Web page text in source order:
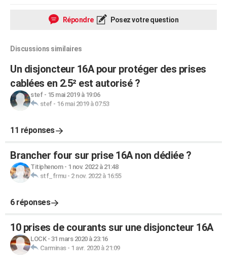
Répondre Posez votre question
Discussions similaires
Un disjoncteur 16A pour protéger des prises
cablées en 2.5² est autorisé ?
stef- 15 mai 2019 à 19:06
stef- 16 mai 2019 à 07:53
11 réponses
Brancher four sur prise 16A non dédiée ?
Titiphenom- 1 nov. 2022 à 21:48
stf_frmu- 2 nov. 2022 à 16:55
6 réponses
10 prises de courants sur une disjoncteur 16A
LOCK- 31 mars 2020 à 23:16
Carminas- 1 avr. 2020 à 21:09